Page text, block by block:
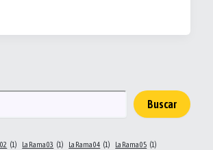
Buscar
(1) La Rama 03 (1) La Rama 04 (1) La Rama 05 (1)